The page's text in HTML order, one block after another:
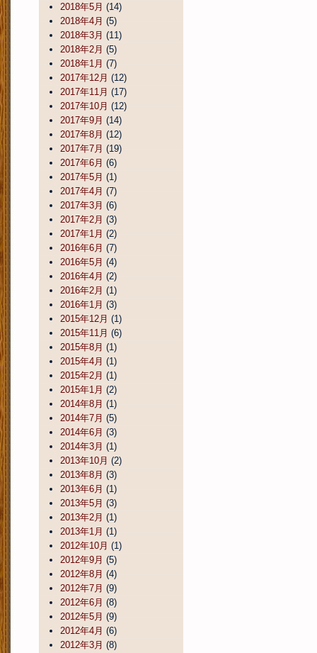
2018年5月 (14)
2018年4月 (5)
2018年3月 (11)
2018年2月 (5)
2018年1月 (7)
2017年12月 (12)
2017年11月 (17)
2017年10月 (12)
2017年9月 (14)
2017年8月 (12)
2017年7月 (19)
2017年6月 (6)
2017年5月 (1)
2017年4月 (7)
2017年3月 (6)
2017年2月 (3)
2017年1月 (2)
2016年6月 (7)
2016年5月 (4)
2016年4月 (2)
2016年2月 (1)
2016年1月 (3)
2015年12月 (1)
2015年11月 (6)
2015年8月 (1)
2015年4月 (1)
2015年2月 (1)
2015年1月 (2)
2014年8月 (1)
2014年7月 (5)
2014年6月 (3)
2014年3月 (1)
2013年10月 (2)
2013年8月 (3)
2013年6月 (1)
2013年5月 (3)
2013年2月 (1)
2013年1月 (1)
2012年10月 (1)
2012年9月 (5)
2012年8月 (4)
2012年7月 (9)
2012年6月 (8)
2012年5月 (9)
2012年4月 (6)
2012年3月 (8)